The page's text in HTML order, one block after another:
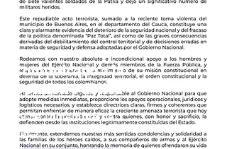
Comunicado a la
Opinión Pública
19 de Diciembre de
2025